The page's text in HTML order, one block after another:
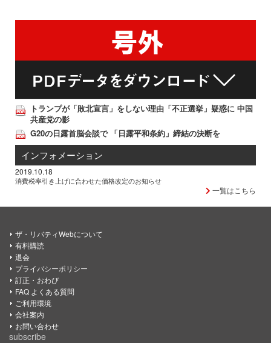
トランプが「敗北宣言」をしない理由「不正選挙」疑惑に 中国
共産党の影
G20の日露首脳会談で 「日露平和条約」締結の決断を
インフォメーション
2019.10.18
消費税率引き上げに合わせた価格改定のお知らせ
一覧はこちら
ザ・リバティWebについて
有料購読
退会
プライバシーポリシー
訂正・おわび
FAQ よくある質問
ご利用環境
会社案内
お問い合わせ
subscribe